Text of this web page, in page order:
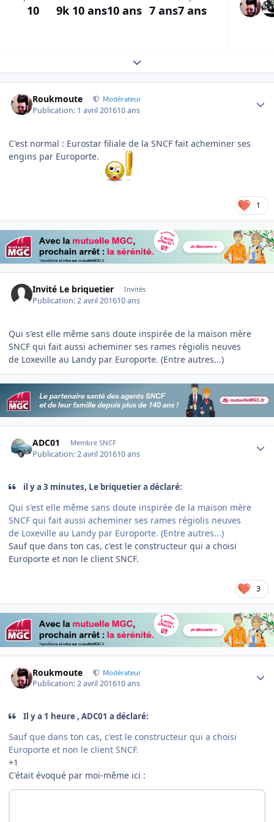
10 9k 10 ans10 ans 7 ans7 ans
Expand topic overview
Roukmoute Modérateur
Publication: 1 avril 201610 ans
C'est normal : Eurostar filiale de la SNCF fait acheminer ses
engins par Europorte.
1
Invité Le briquetier Invités
Publication:2 avril 201610 ans
Qui s'est elle même sans doute inspirée de la maison mère
SNCF qui fait aussi acheminer ses rames régiolis neuves
de Loxeville au Landy par Europorte. (Entre autres...)
ADC01 Membre SNCF
Publication:2 avril 201610 ans
il y a 3 minutes, Le briquetier a déclaré:
Qui s'est elle même sans doute inspirée de la maison mère
SNCF qui fait aussi acheminer ses rames régiolis neuves
de Loxeville au Landy par Europorte. (Entre autres...)
Sauf que dans ton cas, c'est le constructeur qui a choisi
Europorte et non le client SNCF.
3
Roukmoute Modérateur
Publication:2 avril 201610 ans
Il y a 1 heure , ADC01 a déclaré:
Sauf que dans ton cas, c'est le constructeur qui a choisi
Europorte et non le client SNCF.
+1
C'était évoqué par moi-même ici :